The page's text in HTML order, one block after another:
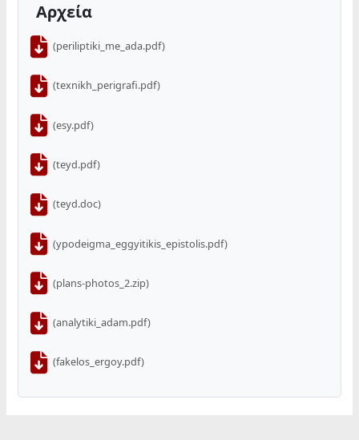
Αρχεία
(periliptiki_me_ada.pdf)
(texnikh_perigrafi.pdf)
(esy.pdf)
(teyd.pdf)
(teyd.doc)
(ypodeigma_eggyitikis_epistolis.pdf)
(plans-photos_2.zip)
(analytiki_adam.pdf)
(fakelos_ergoy.pdf)